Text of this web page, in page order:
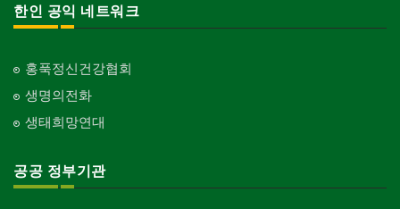
한인 공익 네트워크
홍푹정신건강협회
생명의전화
생태희망연대
공공 정부기관